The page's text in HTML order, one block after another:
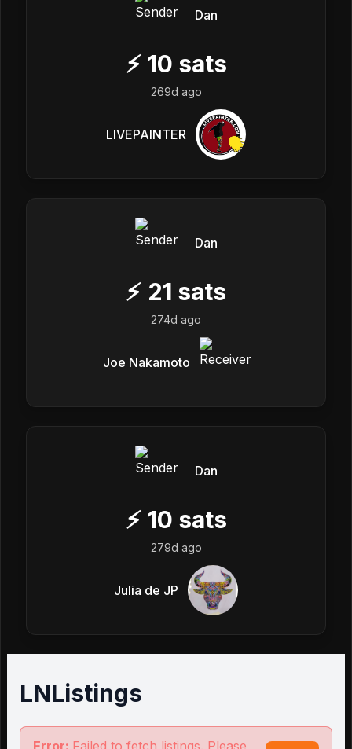
Dan
⚡ 10 sats
269d ago
LIVEPAINTER
Dan
⚡ 21 sats
274d ago
Joe Nakamoto
Dan
⚡ 10 sats
279d ago
Julia de JP
LNListings
Error: Failed to fetch listings. Please